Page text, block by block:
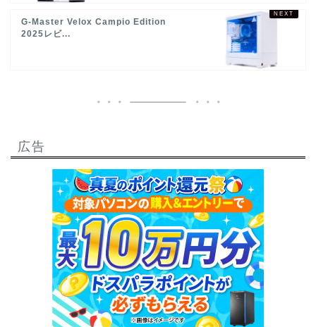
G-Master Velox Campio Edition
2025レビ...
広告